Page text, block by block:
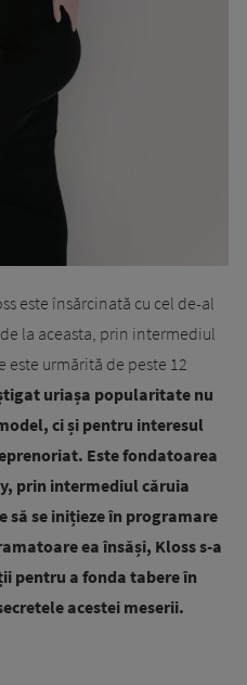
este însărcinată cu cel de-al
la aceasta, prin intermediul
este urmărită de peste 12
uriașa popularitate nu
ci și pentru interesul
Este fondatoarea
prin intermediul căruia
să se inițieze în programare
ea însăși, Kloss s-a
pentru a fonda tabere în
acestei meserii.